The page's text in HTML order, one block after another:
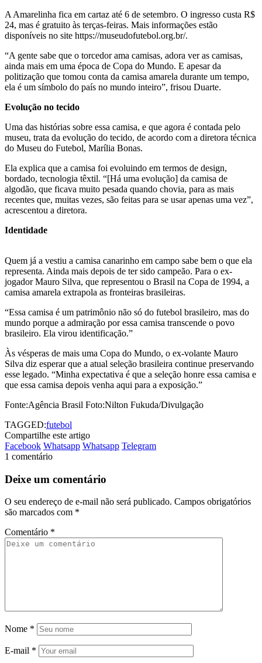
A Amarelinha fica em cartaz até 6 de setembro. O ingresso custa R$
24, mas é gratuito às terças-feiras. Mais informações estão
disponíveis no site https://museudofutebol.org.br/.
“A gente sabe que o torcedor ama camisas, adora ver as camisas,
ainda mais em uma época de Copa do Mundo. E apesar da
politização que tomou conta da camisa amarela durante um tempo,
ela é um símbolo do país no mundo inteiro”, frisou Duarte.
Evolução no tecido
Uma das histórias sobre essa camisa, e que agora é contada pelo
museu, trata da evolução do tecido, de acordo com a diretora técnica
do Museu do Futebol, Marília Bonas.
Ela explica que a camisa foi evoluindo em termos de design,
bordado, tecnologia têxtil. “[Há uma evolução] da camisa de
algodão, que ficava muito pesada quando chovia, para as mais
recentes que, muitas vezes, são feitas para se usar apenas uma vez”,
acrescentou a diretora.
Identidade
Quem já a vestiu a camisa canarinho em campo sabe bem o que ela
representa. Ainda mais depois de ter sido campeão. Para o ex-
jogador Mauro Silva, que representou o Brasil na Copa de 1994, a
camisa amarela extrapola as fronteiras brasileiras.
“Essa camisa é um patrimônio não só do futebol brasileiro, mas do
mundo porque a admiração por essa camisa transcende o povo
brasileiro. Ela virou identificação.”
Às vésperas de mais uma Copa do Mundo, o ex-volante Mauro
Silva diz esperar que a atual seleção brasileira continue preservando
esse legado. “Minha expectativa é que a seleção honre essa camisa e
que essa camisa depois venha aqui para a exposição.”
Fonte:Agência Brasil Foto:Nilton Fukuda/Divulgação
TAGGED:futebol
Compartilhe este artigo
Facebook Whatsapp Whatsapp Telegram
1 comentário
Deixe um comentário
O seu endereço de e-mail não será publicado. Campos obrigatórios
são marcados com *
Comentário *
Nome *
E-mail *